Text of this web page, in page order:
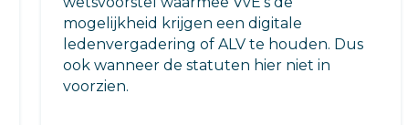
mogelijkheid krijgen een digitale
ledenvergadering of ALV te houden. Dus
ook wanneer de statuten hier niet in
voorzien.